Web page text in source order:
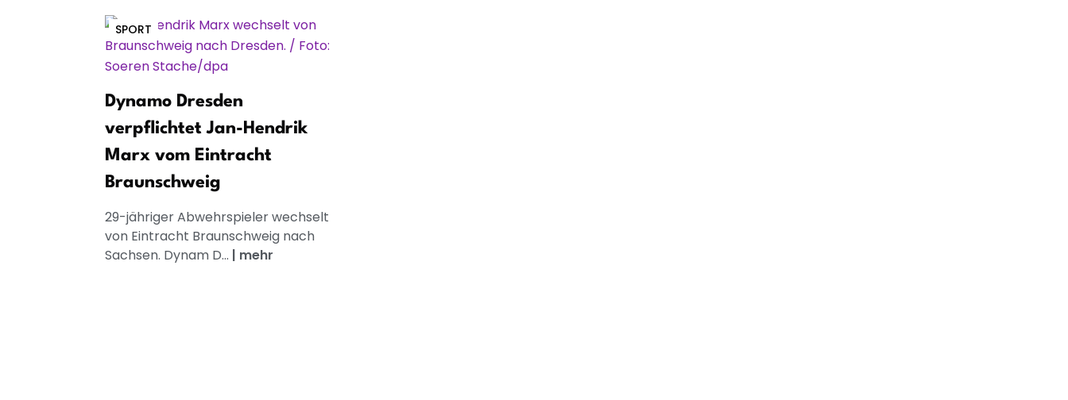
SPORT
Dynamo Dresden
verpflichtet Jan-Hendrik
Marx vom Eintracht
Braunschweig
29-jähriger Abwehrspieler wechselt
von Eintracht Braunschweig nach
Sachsen. Dynam D... | mehr